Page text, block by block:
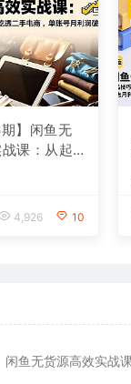
期】闲鱼无
课：从起
，单账号
4,926 10